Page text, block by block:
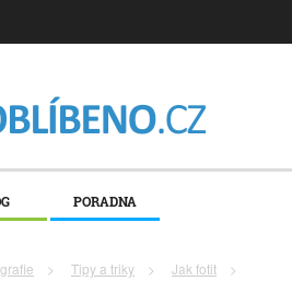
PORADNA
> Tipy a triky > Jak fotit
>